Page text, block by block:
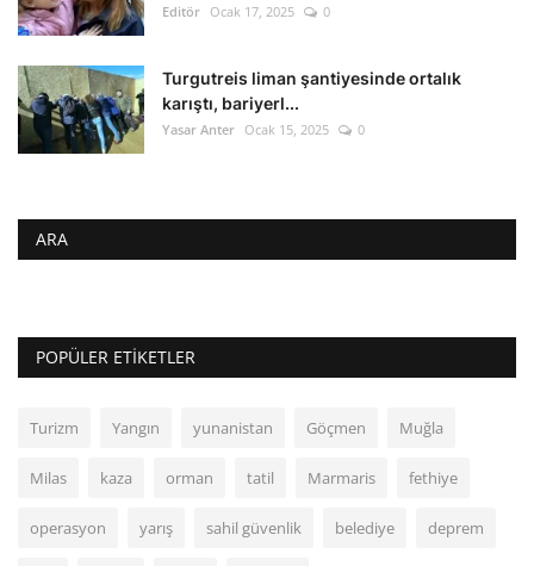
Editör Ocak 17, 2025 0
Turgutreis liman şantiyesinde ortalık
karıştı, bariyerl...
Yasar Anter Ocak 15, 2025 0
ARA
POPÜLER ETIKETLER
Turizm Yangın yunanistan Göçmen Muğla
Milas kaza orman tatil Marmaris fethiye
operasyon yarış sahil güvenlik belediye deprem